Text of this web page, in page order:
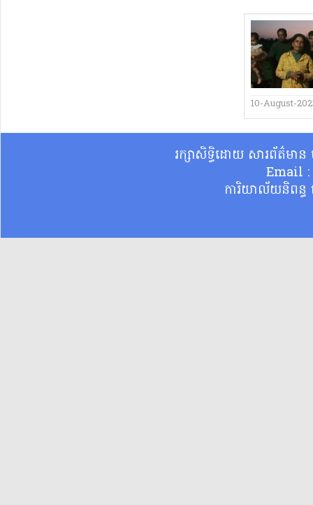
10-August-
រក្សាសិទ្ធិដោយ សារព័ត៌មា
Email
ការិយាល័យនិពន្ធ